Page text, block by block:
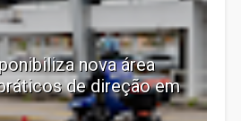
nova área
de direção em